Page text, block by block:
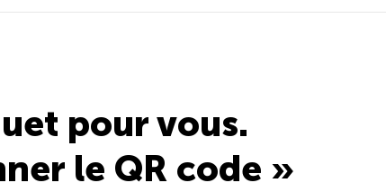
pour vous.
le QR code »